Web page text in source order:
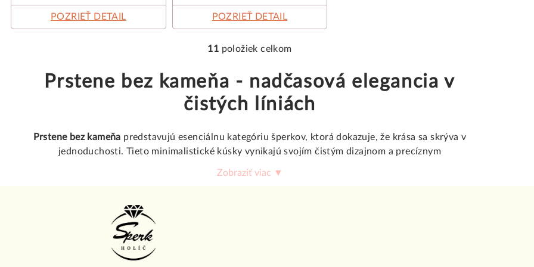
POZRIEŤ DETAIL POZRIEŤ DETAIL
O
l
a
c
i
11 položiek celkom
Prstene bez kameňa - nadčasová elegancia v
čistých líniách
Prstene bez kameňa predstavujú esenciálnu kategóriu šperkov, ktorá dokazuje, že krása sa skrýva v
jednoduchosti. Tieto minimalistické kúsky vynikajú svojím čistým dizajnom a precíznym
Prémiové materiály a farebné variácie
prstene bez kameňa
Zobraziť viac ▼